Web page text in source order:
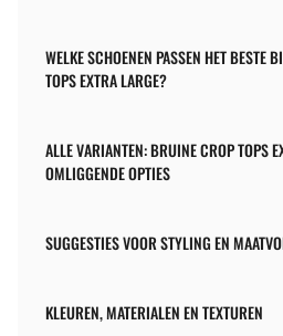
WELKE SCHOENEN PASSEN HET BESTE
TOPS EXTRA LARGE?
ALLE VARIANTEN: BRUINE CROP TOPS
OMLIGGENDE OPTIES
SUGGESTIES VOOR STYLING EN
KLEUREN, MATERIALEN EN TEXTUREN